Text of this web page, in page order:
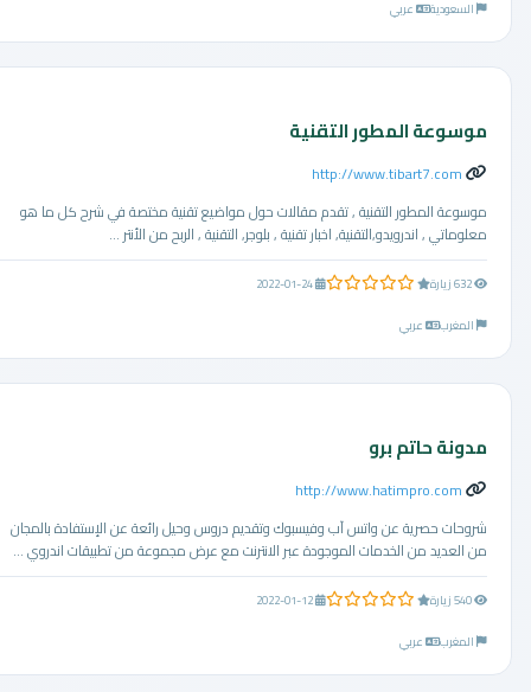
السعودية عربي
موسوعة المطور التقنية
http://www.tibart7.com
موسوعة المطور التقنية , تقدم مقالات حول مواضيع تقنية مختصة في شرح كل ما هو
معلوماتي , اندرويدو,التقنية, اخبار تقنية , بلوجر, التقنية , الربح من الأنتر ...
0.0 من 5 نجوم
2022-01-24
المغرب
عربي
مدونة حاتم برو
http://www.hatimpro.com
شروحات حصرية عن واتس آب وفيسبوك وتقديم دروس وحيل رائعة عن الإستفادة بالمجان
من العديد من الخدمات الموجودة عبر الانترنت مع عرض مجموعة من تطبيقات اندروي ...
0.0 من 5 نجوم
2022-01-12
المغرب
عربي